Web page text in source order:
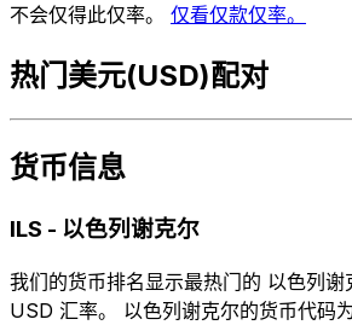
不会仅得此仅率。 仅看仅款仅率。
热门美元(USD)配对
货币信息
ILS - 以色列谢克尔
我们的货币排名显示最热门的 以色列
USD 汇率。 以色列谢克尔的货币代码